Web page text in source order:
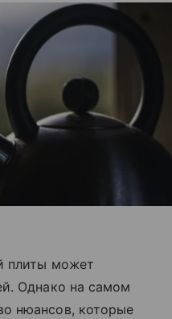
плиты может
Однако на самом
нюансов, которые